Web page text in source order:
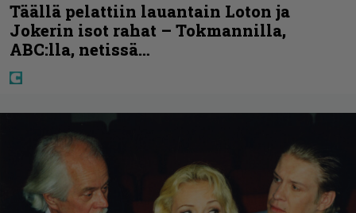
Täällä pelattiin lauantain Loton ja
Jokerin isot rahat – Tokmannilla,
ABC:lla, netissä…